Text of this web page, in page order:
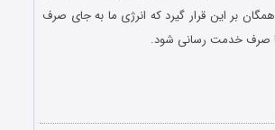
بر این قرار گیرد که انرژی ما به جای صرف
صرف خدمت رسانی شود.